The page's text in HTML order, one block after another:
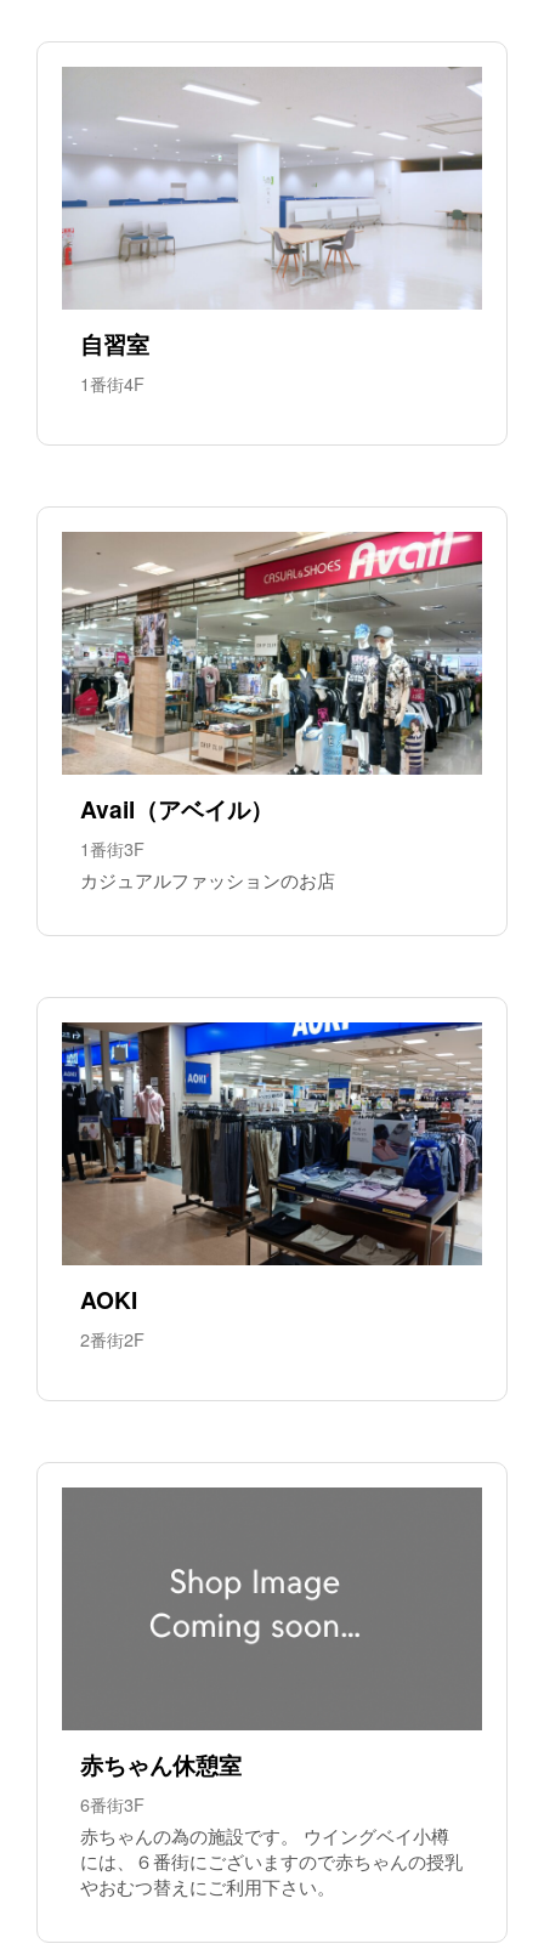
自習室
1番街4F
Avail（アベイル）
1番街3F
カジュアルファッションのお店
AOKI
2番街2F
赤ちゃん休憩室
6番街3F
赤ちゃんの為の施設です。 ウイングベイ小樽
には、６番街にございますので赤ちゃんの授乳
やおむつ替えにご利用下さい。